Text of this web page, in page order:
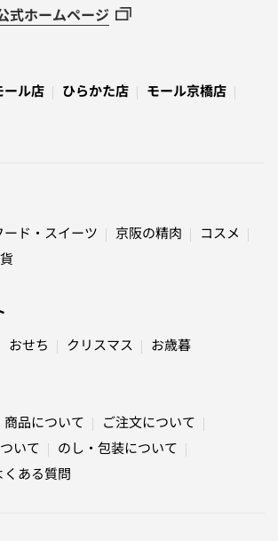
式ホームページ
ール店 ひらかた店
モール京橋店
ード・スイーツ 京阪の精肉
コスメ
おせち クリスマス お歳暮
商品について
ご注文について
いて
のし・包装について
くある質問